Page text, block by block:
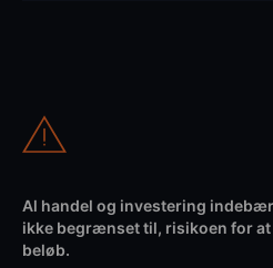
Al handel og investering
ikke begrænset til, risikoen for
beløb.